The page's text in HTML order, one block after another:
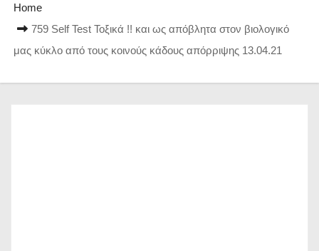
Home
759 Self Test Τοξικά !! και ως απόβλητα στον βιολογικό
μας κύκλο από τους κοινούς κάδους απόρριψης 13.04.21